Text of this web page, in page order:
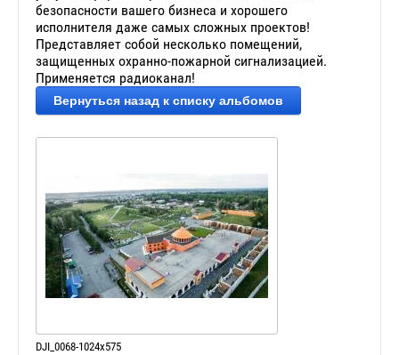
безопасности вашего бизнеса и хорошего
исполнителя даже самых сложных проектов!
Представляет собой несколько помещений,
защищенных охранно-пожарной сигнализацией.
Применяется радиоканал!
Вернуться назад к списку альбомов
DJI_0068-1024x575